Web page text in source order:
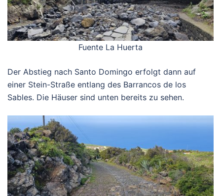
Fuente La Huerta
Der Abstieg nach Santo Domingo erfolgt dann auf
einer Stein-Straße entlang des Barrancos de los
Sables. Die Häuser sind unten bereits zu sehen.